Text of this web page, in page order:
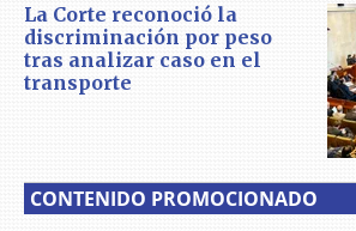
La Corte reconoció la
discriminación por peso
tras analizar caso en el
transporte